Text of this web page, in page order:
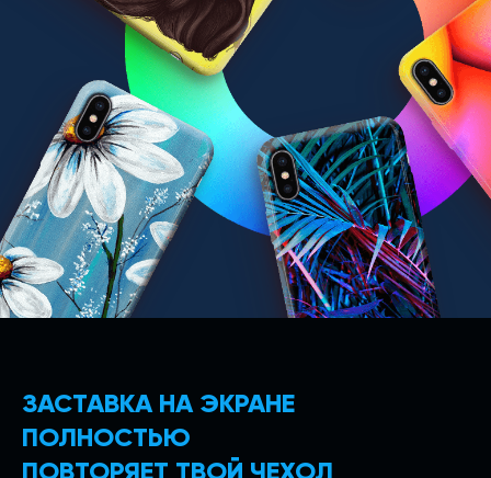
ЗАСТАВКА НА ЭКРАНЕ
ПОЛНОСТЬЮ
ПОВТОРЯЕТ ТВОЙ ЧЕХОЛ